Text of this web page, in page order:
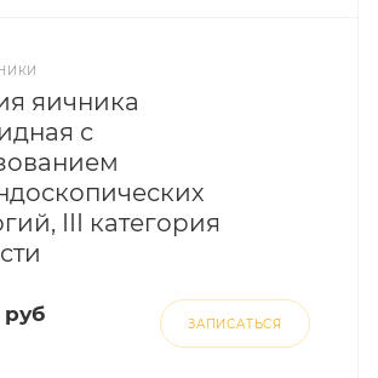
яичника
с
III категория
руб ЗАПИСАТЬСЯ